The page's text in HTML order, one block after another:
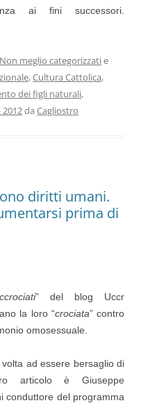
ai fini successori.
Non meglio categorizzatie
,Cultura Cattolica,
dei figli naturali,
2012da Cagliostro
diritti umani.
prima di
” del blog Uccr
la loro “crociata” contro
omosessuale.
volta ad essere bersaglio di
articolo è Giuseppe
conduttore del programma